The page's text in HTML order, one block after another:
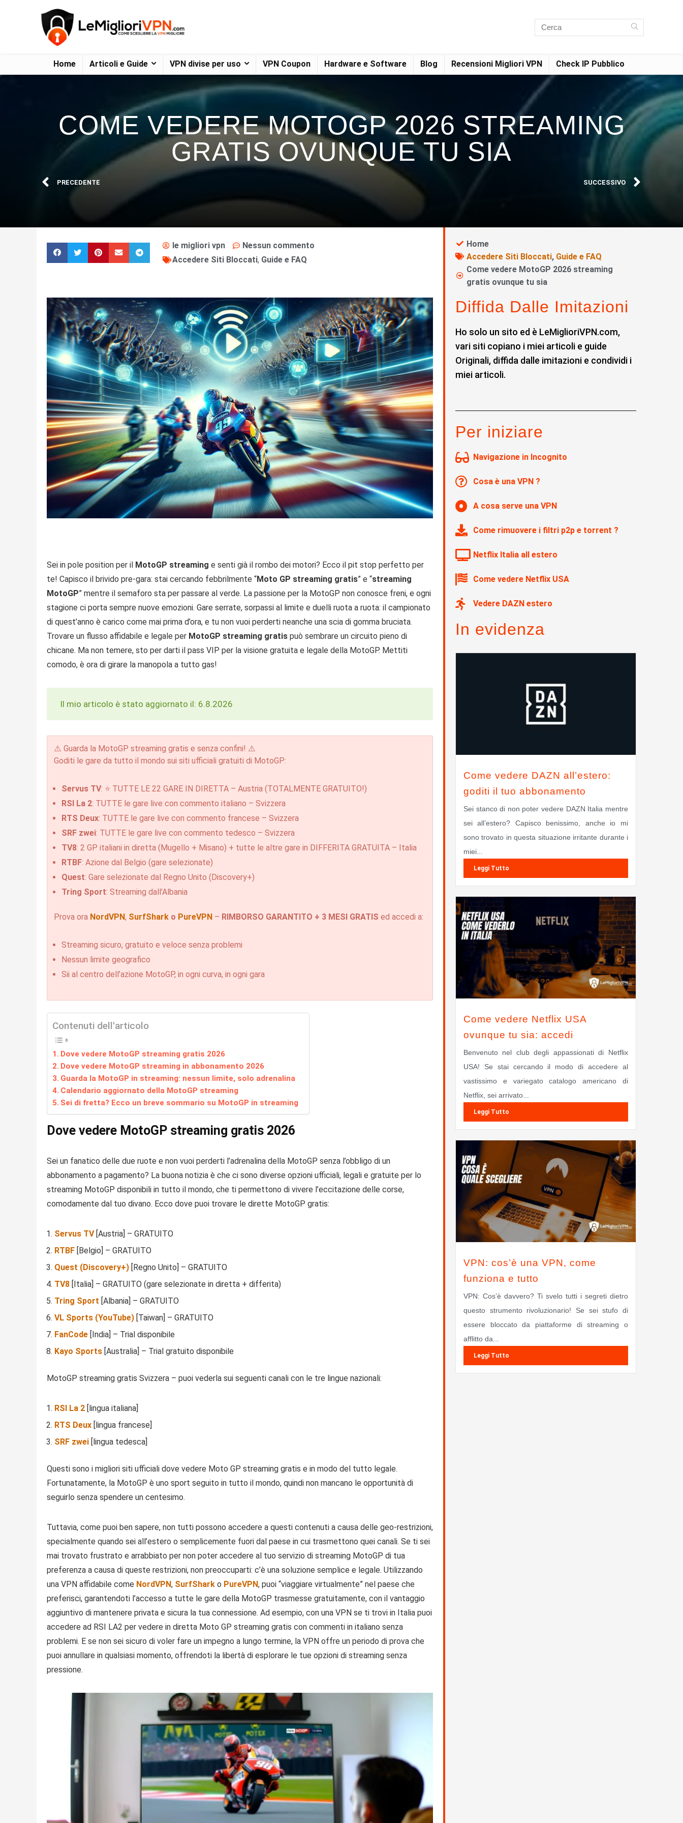
Home Articoli e Guide VPN divise per uso VPN Coupon Hardware e Software Blog Recensioni Migliori VPN Check IP Pubblico
COME VEDERE MOTOGP 2026 STREAMING
GRATIS OVUNQUE TU SIA
PRECEDENTE SUCCESSIVO
le migliori vpn
Nessun commento
Accedere Siti Bloccati, Guide e FAQ
Sei in pole position per il MotoGP streaming e senti già il rombo dei motori? Ecco il pit stop perfetto per
te! Capisco il brivido pre-gara: stai cercando febbrilmente “Moto GP streaming gratis” e “streaming
MotoGP” mentre il semaforo sta per passare al verde. La passione per la MotoGP non conosce freni, e ogni
stagione ci porta sempre nuove emozioni. Gare serrate, sorpassi al limite e duelli ruota a ruota: il campionato
di quest’anno è carico come mai prima d’ora, e tu non vuoi perderti neanche una scia di gomma bruciata.
Trovare un flusso affidabile e legale per MotoGP streaming gratis può sembrare un circuito pieno di
chicane. Ma non temere, sto per darti il pass VIP per la visione gratuita e legale della MotoGP. Mettiti
comodo, è ora di girare la manopola a tutto gas!
Il mio articolo è stato aggiornato il: 6.8.2026
⚠️ Guarda la MotoGP streaming gratis e senza confini! ⚠️
Goditi le gare da tutto il mondo sui siti ufficiali gratuiti di MotoGP:
Servus TV: ⭐ TUTTE LE 22 GARE IN DIRETTA – Austria (TOTALMENTE GRATUITO!)
RSI La 2: TUTTE le gare live con commento italiano – Svizzera
RTS Deux: TUTTE le gare live con commento francese – Svizzera
SRF zwei: TUTTE le gare live con commento tedesco – Svizzera
TV8: 2 GP italiani in diretta (Mugello + Misano) + tutte le altre gare in DIFFERITA GRATUITA – Italia
RTBF: Azione dal Belgio (gare selezionate)
Quest: Gare selezionate dal Regno Unito (Discovery+)
Tring Sport: Streaming dall’Albania
Prova ora NordVPN, SurfSharko PureVPN– RIMBORSO GARANTITO + 3 MESI GRATIS ed accedi a:
Streaming sicuro, gratuito e veloce senza problemi
Nessun limite geografico
Sii al centro dell’azione MotoGP, in ogni curva, in ogni gara
Contenuti dell'articolo
Dove vedere MotoGP streaming gratis 2026
Dove vedere MotoGP streaming in abbonamento 2026
Guarda la MotoGP in streaming: nessun limite, solo adrenalina
Calendario aggiornato della MotoGP streaming
Sei di fretta? Ecco un breve sommario su MotoGP in streaming
Dove vedere MotoGP streaming gratis 2026
Sei un fanatico delle due ruote e non vuoi perderti l’adrenalina della MotoGP senza l’obbligo di un
abbonamento a pagamento? La buona notizia è che ci sono diverse opzioni ufficiali, legali e gratuite per lo
streaming MotoGP disponibili in tutto il mondo, che ti permettono di vivere l’eccitazione delle corse,
comodamente dal tuo divano. Ecco dove puoi trovare le dirette MotoGP gratis:
Servus TV[Austria] – GRATUITO
RTBF [Belgio] – GRATUITO
Quest (Discovery+) [Regno Unito] – GRATUITO
TV8 [Italia] – GRATUITO (gare selezionate in diretta + differita)
Tring Sport [Albania] – GRATUITO
VL Sports (YouTube) [Taiwan] – GRATUITO
FanCode [India] – Trial disponibile
Kayo Sports [Australia] – Trial gratuito disponibile
MotoGP streaming gratis Svizzera – puoi vederla sui seguenti canali con le tre lingue nazionali:
RSI La 2 [lingua italiana]
RTS Deux [lingua francese]
SRF zwei [lingua tedesca]
Questi sono i migliori siti ufficiali dove vedere Moto GP streaming gratis e in modo del tutto legale.
Fortunatamente, la MotoGP è uno sport seguito in tutto il mondo, quindi non mancano le opportunità di
seguirlo senza spendere un centesimo.
Tuttavia, come puoi ben sapere, non tutti possono accedere a questi contenuti a causa delle geo-restrizioni,
specialmente quando sei all’estero o semplicemente fuori dal paese in cui trasmettono quei canali. Se ti sei
mai trovato frustrato e arrabbiato per non poter accedere al tuo servizio di streaming MotoGP di tua
preferenza a causa di queste restrizioni, non preoccuparti: c’è una soluzione semplice e legale. Utilizzando
una VPN affidabile come NordVPN, SurfShark o PureVPN, puoi “viaggiare virtualmente” nel paese che
preferisci, garantendoti l’accesso a tutte le gare della MotoGP trasmesse gratuitamente, con il vantaggio
aggiuntivo di mantenere privata e sicura la tua connessione. Ad esempio, con una VPN se ti trovi in Italia puoi
accedere ad RSI LA2 per vedere in diretta Moto GP streaming gratis con commenti in italiano senza
problemi. E se non sei sicuro di voler fare un impegno a lungo termine, la VPN offre un periodo di prova che
puoi annullare in qualsiasi momento, offrendoti la libertà di esplorare le tue opzioni di streaming senza
pressione.
Home
Accedere Siti Bloccati, Guide e FAQ
Come vedere MotoGP 2026 streaming
gratis ovunque tu sia
Diffida Dalle Imitazioni
Ho solo un sito ed è LeMiglioriVPN.com,
vari siti copiano i miei articoli e guide
Originali, diffida dalle imitazioni e condividi i
miei articoli.
Per iniziare
Navigazione in Incognito
Cosa è una VPN ?
A cosa serve una VPN
Come rimuovere i filtri p2p e torrent ?
Netflix Italia all estero
Come vedere Netflix USA
Vedere DAZN estero
In evidenza
Come vedere DAZN all’estero:
goditi il tuo abbonamento
Sei stanco di non poter vedere DAZN Italia mentre
sei all’estero? Capisco benissimo, anche io mi
sono trovato in questa situazione irritante durante i
miei...
Leggi Tutto
Come vedere Netflix USA
ovunque tu sia: accedi
Benvenuto nel club degli appassionati di Netflix
USA! Se stai cercando il modo di accedere al
vastissimo e variegato catalogo americano di
Netflix, sei arrivato...
Leggi Tutto
VPN: cos’è una VPN, come
funziona e tutto
VPN: Cos’è davvero? Ti svelo tutti i segreti dietro
questo strumento rivoluzionario! Se sei stufo di
essere bloccato da piattaforme di streaming o
afflitto da...
Leggi Tutto